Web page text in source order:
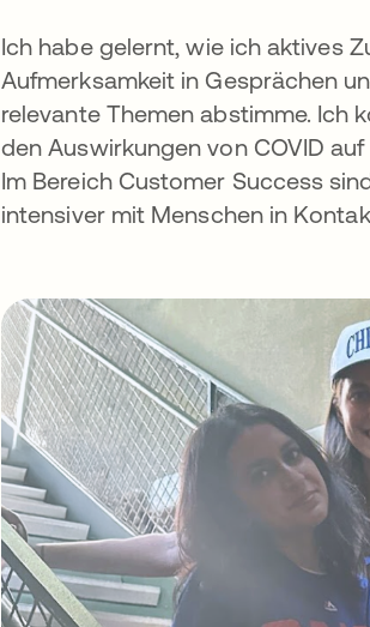
Ich habe gelernt, wie ich aktives
Aufmerksamkeit in Gesprächen
relevante Themen abstimme. Ich
den Auswirkungen von COVID
Im Bereich Customer Success
intensiver mit Menschen in